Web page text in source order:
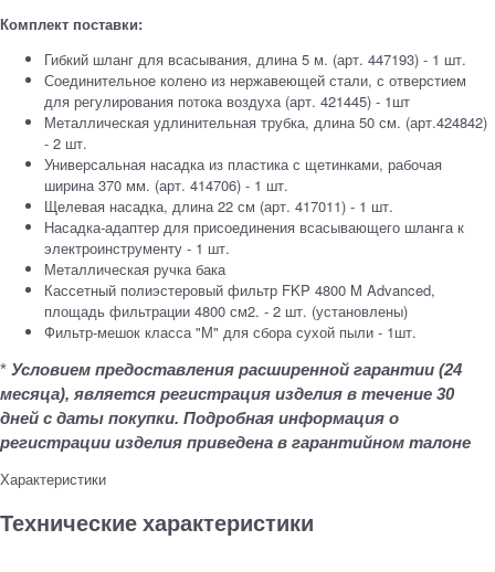
Комплект поставки:
Гибкий шланг для всасывания, длина 5 м. (арт. 447193) - 1 шт.
Соединительное колено из нержавеющей стали, с отверстием
для регулирования потока воздуха (арт. 421445) - 1шт
Металлическая удлинительная трубка, длина 50 см. (арт.424842)
- 2 шт.
Универсальная насадка из пластика с щетинками, рабочая
ширина 370 мм. (арт. 414706) - 1 шт.
Щелевая насадка, длина 22 см (арт. 417011) - 1 шт.
Насадка-адаптер для присоединения всасывающего шланга к
электроинструменту - 1 шт.
Металлическая ручка бака
Кассетный полиэстеровый фильтр FKP 4800 M Advanced,
площадь фильтрации 4800 см2. - 2 шт. (установлены)
Фильтр-мешок класса "М" для сбора сухой пыли - 1шт.
* Условием предоставления расширенной гарантии (24
месяца), является регистрация изделия в течение 30
дней с даты покупки. Подробная информация о
регистрации изделия приведена в гарантийном талоне
Характеристики
Технические характеристики